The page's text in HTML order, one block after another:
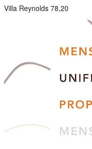
Villa Reynolds 78,20